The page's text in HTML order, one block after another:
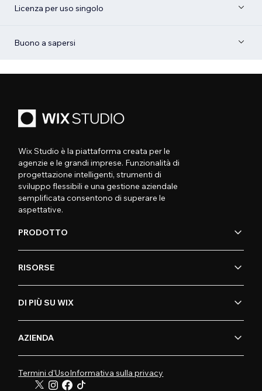
Licenza per uso singolo
Buono a sapersi
Wix Studio è la piattaforma creata per le
agenzie e le grandi imprese. Funzionalità di
progettazione intelligenti, strumenti di
sviluppo flessibili e una gestione aziendale
semplificata consentono di superare le
aspettative.
PRODOTTO
RISORSE
DI PIÙ SU WIX
AZIENDA
Termini d'UsoInformativa sulla privacy